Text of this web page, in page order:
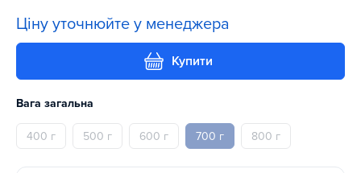
Ціну уточнюйте у менеджера
Купити
Вага загальна
400 г 500 г 600 г 700 г 800 г